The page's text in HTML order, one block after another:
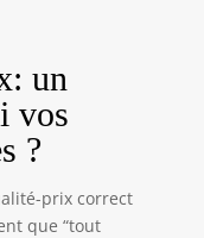
un
vos
?
prix correct
que “tout